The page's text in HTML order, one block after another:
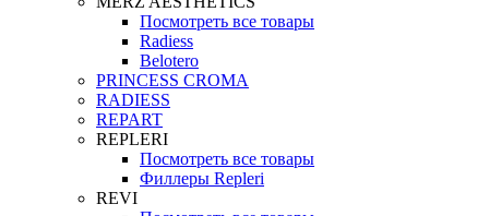
Посмотреть все товары
Radiess
Belotero
PRINCESS CROMA
RADIESS
REPART
REPLERI
Посмотреть все товары
Филлеры Repleri
REVI